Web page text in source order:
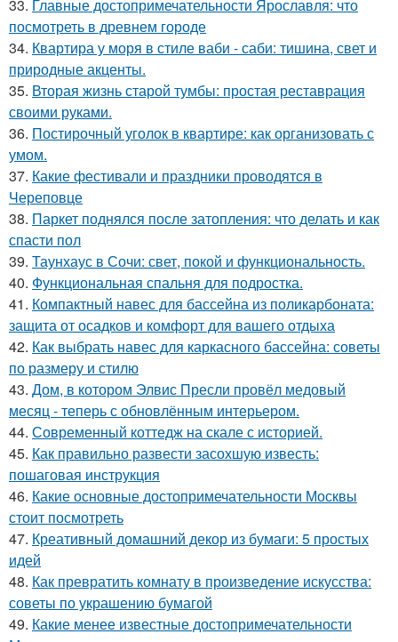
33. Главные достопримечательности Ярославля: что
посмотреть в древнем городе
34. Квартира у моря в стиле ваби - саби: тишина, свет и
природные акценты.
35. Вторая жизнь старой тумбы: простая реставрация
своими руками.
36. Постирочный уголок в квартире: как организовать с
умом.
37. Какие фестивали и праздники проводятся в
Череповце
38. Паркет поднялся после затопления: что делать и как
спасти пол
39. Таунхаус в Сочи: свет, покой и функциональность.
40. Функциональная спальня для подростка.
41. Компактный навес для бассейна из поликарбоната:
защита от осадков и комфорт для вашего отдыха
42. Как выбрать навес для каркасного бассейна: советы
по размеру и стилю
43. Дом, в котором Элвис Пресли провёл медовый
месяц - теперь с обновлённым интерьером.
44. Современный коттедж на скале с историей.
45. Как правильно развести засохшую известь:
пошаговая инструкция
46. Какие основные достопримечательности Москвы
стоит посмотреть
47. Креативный домашний декор из бумаги: 5 простых
идей
48. Как превратить комнату в произведение искусства:
советы по украшению бумагой
49. Какие менее известные достопримечательности